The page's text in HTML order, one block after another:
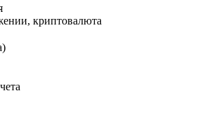
криптовалюта